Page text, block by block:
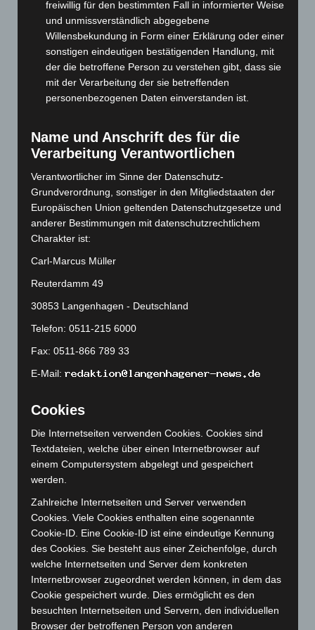
Januar 2025(88)
Dezember 2024
(89)
November 2024(94)
Oktober 2024(93)
September 2024(112)
Juli 2024(89)
Juni 2024(107)
Mai 2024(149)
April 2024(102)
März 2024(103)
Februar 2024(103)
Januar 2024(111)
Dezember 2023(130)
November 2023(130)
Oktober 2023(114)
September 2023(133)
August 2023 (134)
Juni 2023(142)
Mai 2023(139)
April 2023(155)
März 2023
(174)
Januar 2023(140)
Dezember 2022(130)
November 2022
(167)
Oktober 2022(166)
September 2022(205)
August 2022
(166)
freiwillig für den bestimmten Fall in informierter Weise
und unmissverständlich abgegebene
Willensbekundung in Form einer Erklärung oder einer
sonstigen eindeutigen bestätigenden Handlung, mit
der die betroffene Person zu verstehen gibt, dass sie
mit der Verarbeitung der sie betreffenden
personenbezogenen Daten einverstanden ist.
Name und Anschrift des für die
Verarbeitung Verantwortlichen
Verantwortlicher im Sinne der Datenschutz-
Grundverordnung, sonstiger in den Mitgliedstaaten der
Europäischen Union geltenden Datenschutzgesetze und
anderer Bestimmungen mit datenschutzrechtlichem
Charakter ist:
Carl-Marcus Müller
Reuterdamm 49
30853 Langenhagen - Deutschland
Telefon: 0511-215 6000
Fax: 0511-866 789 33
E-Mail:
Cookies
Die Internetseiten verwenden Cookies. Cookies sind
Textdateien, welche über einen Internetbrowser auf
einem Computersystem abgelegt und gespeichert
werden.
Zahlreiche Internetseiten und Server verwenden
Cookies. Viele Cookies enthalten eine sogenannte
Cookie-ID. Eine Cookie-ID ist eine eindeutige Kennung
des Cookies. Sie besteht aus einer Zeichenfolge, durch
welche Internetseiten und Server dem konkreten
Internetbrowser zugeordnet werden können, in dem das
Cookie gespeichert wurde. Dies ermöglicht es den
besuchten Internetseiten und Servern, den individuellen
Browser der betroffenen Person von anderen